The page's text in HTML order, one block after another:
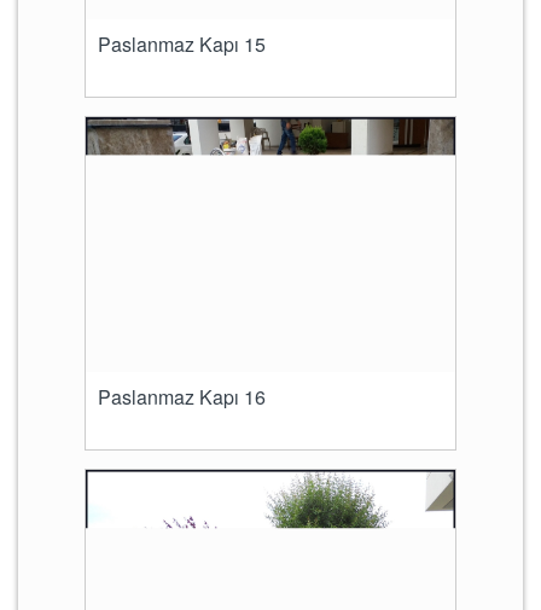
Paslanmaz Kapı 15
Paslanmaz Kapı 16